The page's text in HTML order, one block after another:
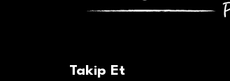
Takip Et